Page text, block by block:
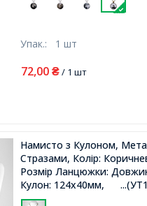
Упак.: 1 шт
72,00 ₴/ 1 шт
Намисто з Кулоном,
Стразами, Колір:
Розмір Ланцюжки:
Кулон: 124х40мм,